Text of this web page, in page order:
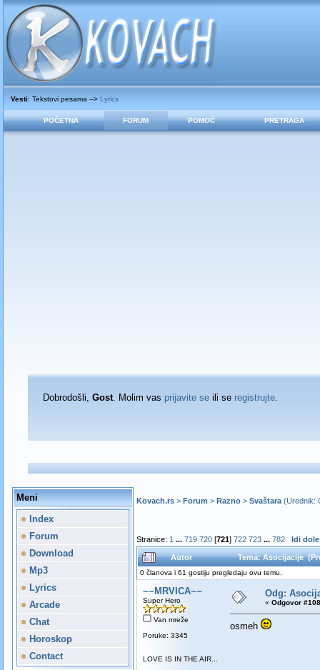
Vesti: Tekstovi pesama --> Lyrics
POČETNA FORUM POMOĆ PRETRAGA
Dobrodošli, Gost. Molim vas prijavite seili se registrujte.
Meni
Index
Forum
Download
Mp3
Lyrics
Arcade
Chat
Horoskop
Contact
Kovach.rs> Forum > Razno> Svaštara(Urednik:
Stranice: 1 ... 719 720[721] 722 723 ... 782 Idi dole
Autor Tema: Asocijacije
0 članova i 61 gostiju pregledaju ovu temu.
~~MRVICA~~
Super Hero
Van mreže
Poruke: 3345
LOVE IS IN THE AIR...
Odg:
« Odgovor
osmeh